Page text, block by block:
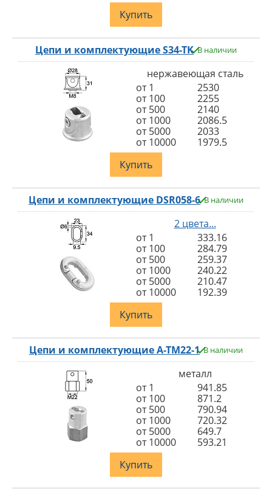
Купить
Цепи и комплектующие S34-TK В наличии
нержавеющая сталь
от 1
2530
от 100
2255
от 500
2140
от 1000
2086.5
от 5000
2033
от 10000
1979.5
Купить
Цепи и комплектующие DSR058-6 В наличии
2 цвета...
от 1
333.16
от 100
284.79
от 500
259.37
от 1000
240.22
от 5000
210.47
от 10000
192.39
Купить
Цепи и комплектующие A-TM22-1 В наличии
металл
от 1
941.85
от 100
871.2
от 500
790.94
от 1000
720.32
от 5000
649.7
от 10000
593.21
Купить